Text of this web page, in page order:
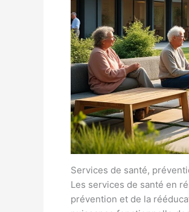
Services de santé,
Les services de santé en
prévention et de la